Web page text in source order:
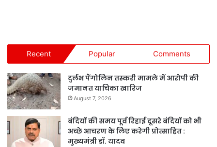
Recent Popular Comments
दुर्लभ पैंगोलिन तस्करी मामले में आरोपी की
जमानत याचिका खारिज
August 7, 2026
बंदियों की समय पूर्व रिहाई दूसरे बंदियों को भी
अच्छे आचरण के लिए करेगी प्रोत्साहित :
मुख्यमंत्री डॉ. यादव